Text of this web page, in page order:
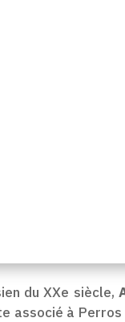
du XXe siècle,
associé à